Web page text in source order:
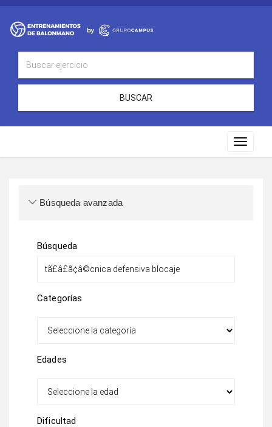
BUSCAR
Toggle
Búsqueda avanzada
Búsqueda
Categorías
Edades
Dificultad